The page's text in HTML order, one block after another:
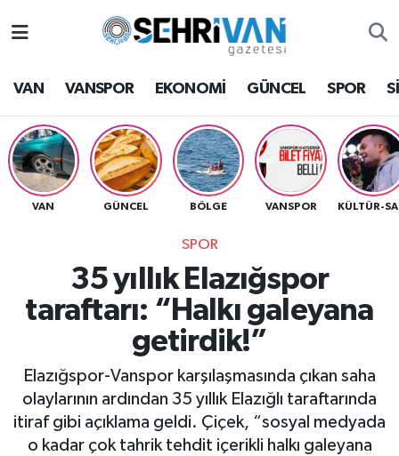
VAN VANSPOR EKONOMİ GÜNCEL SPOR
VAN GÜNCEL BÖLGE VANSPOR
SPOR
35 yıllık Elazığspor
taraftarı: “Halkı galeyana
getirdik!”
Elazığspor-Vanspor karşılaşmasında çıkan saha
olaylarının ardından 35 yıllık Elazığlı taraftarında
itiraf gibi açıklama geldi. Çiçek, “sosyal medyada
o kadar çok tahrik tehdit içerikli halkı galeyana
Van Hava Durumu
VAN Namaz Vakitleri
Van Trafik Yoğunluk Haritası
Süper Lig Puan Durumu ve Fikstür
Tüm Manşetler
Son Dakika Haberleri
Haber Arşivi